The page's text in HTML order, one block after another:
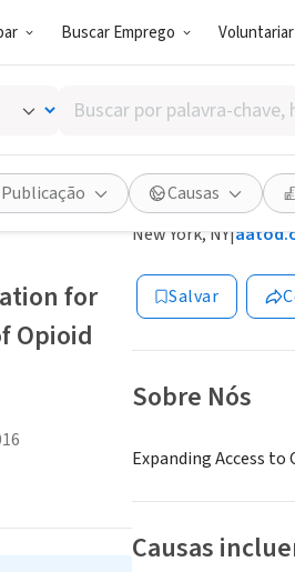
Buscar Emprego Voluntariar
Buscar
por
palavra-
chave,
habilidades
ou
Causas
New York, NY|
Salvar
Sobre Nós
Expanding Access
Causas
for
Opioid